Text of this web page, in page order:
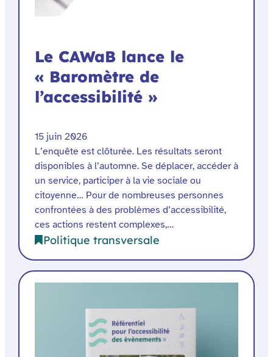
Le CAWaB lance le
« Baromètre de
l’accessibilité »
15 juin 2026
L’enquête est clôturée. Les résultats seront
disponibles à l’automne. Se déplacer, accéder à
un service, participer à la vie sociale ou
citoyenne… Pour de nombreuses personnes
confrontées à des problèmes d’accessibilité,
ces actions restent complexes,…
Politique transversale